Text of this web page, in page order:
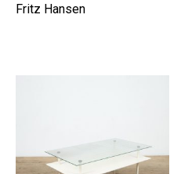
Fritz Hansen